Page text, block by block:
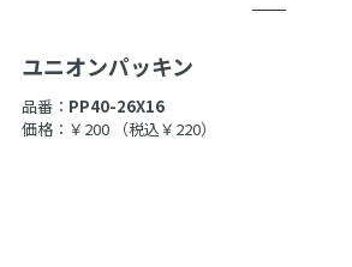
ユニオンパッキン
品番： PP40-26X16
価格：￥200
（税込￥220）